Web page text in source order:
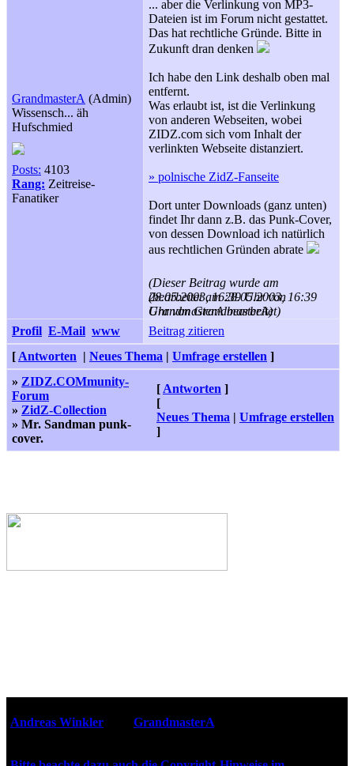
GrandmasterA (Admin)
Wissensch... äh
Hufschmied
Posts: 4103
Rang: Zeitreise-
Fanatiker
... aber die Verlinkung von MP3-
Dateien ist im Forum nicht gestattet.
Das hat rechtliche Gründe. Bitte in
Zukunft dran denken
Ich habe den Link deshalb oben mal
entfernt.
Was erlaubt ist, ist die Verlinkung
von anderen Webseiten, wobei
ZIDZ.com sich vom Inhalt der
verlinkten Webseite distanziert.
» polnische ZidZ-Fanseite
Dort unter Downloads (ganz unten)
findet Ihr dann z.B. das Punk-Cover,
von dessen Download ich natürlich
aus rechtlichen Gründen abrate
(Dieser Beitrag wurde am
28.05.2003, 16:39 Uhr von
GrandmasterA bearbeitet)
(bearbeitet am 28.05.2003, 16:39
Uhr von GrandmasterA)
Profil E-Mail www
Beitrag zitieren
[ Antworten | Neues Thema | Umfrage erstellen ]
» ZIDZ.COMmunity-
Forum
» ZidZ-Collection
» Mr. Sandman punk-
cover.
[ Antworten ]
[
Neues Thema | Umfrage erstellen
]
Andreas Winkler
GrandmasterA